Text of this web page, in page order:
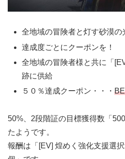
全地域の冒険者と灯す砂漠の
達成度ごとにクーポンを！
全地域の冒険者様と共に「
跡に供給
５０％達成クーポン・・・
50%、2段階証の目標獲得数「
たようです。
報酬は「[EV] 煌めく強化支援選